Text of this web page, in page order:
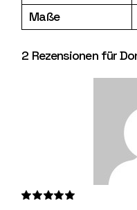
Maße
2 Rezensionen für